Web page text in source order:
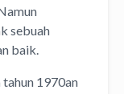
sebuah
baik.
tahun 1970an